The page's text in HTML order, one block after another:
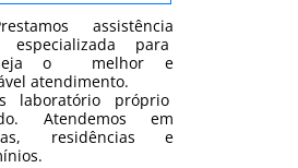
assistência
especializada para
o melhor e
atendimento.
laboratório próprio
Atendemos em
residências e